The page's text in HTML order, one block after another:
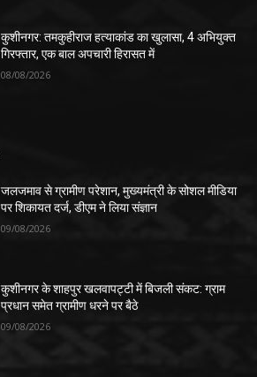
कुशीनगर: तमकुहीराज हत्याकांड का खुलासा, 4 अभियुक्त
गिरफ्तार, एक बाल अपचारी हिरासत में
08/08/2026
जलजमाव से ग्रामीण परेशान, मुख्यमंत्री के सोशल मीडिया
पर शिकायत दर्ज, डीएम ने लिया संज्ञान
09/08/2026
कुशीनगर के शाहपुर खलवापट्टी में बिजली संकट: ग्राम
प्रधान समेत ग्रामीण धरने पर बैठे
09/08/2026